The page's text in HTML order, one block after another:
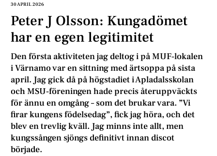
30 APRIL 2026
Peter J Olsson: Kungadömet
har en egen legitimitet
Den första aktiviteten jag deltog i på MUF‑lokalen
i Värnamo var en sittning med ärtsoppa på sista
april. Jag gick då på högstadiet i Apladalsskolan
och MSU‑föreningen hade precis återuppväckts
för ännu en omgång – som det brukar vara. ”Vi
firar kungens födelsedag”, fick jag höra, och det
blev en trevlig kväll. Jag minns inte allt, men
kungssången sjöngs definitivt innan discot
började.